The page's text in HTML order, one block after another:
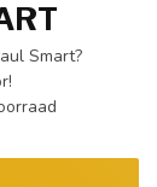
Smart?